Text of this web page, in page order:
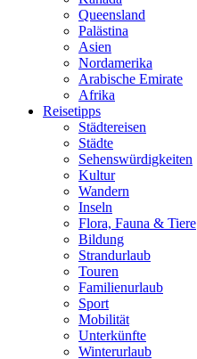
Queensland
Palästina
Asien
Nordamerika
Arabische Emirate
Afrika
Reisetipps
Städtereisen
Städte
Sehenswürdigkeiten
Kultur
Wandern
Inseln
Flora, Fauna & Tiere
Bildung
Strandurlaub
Touren
Familienurlaub
Sport
Mobilität
Unterkünfte
Winterurlaub